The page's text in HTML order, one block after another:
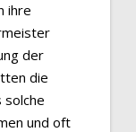
ihre
der
die
und oft